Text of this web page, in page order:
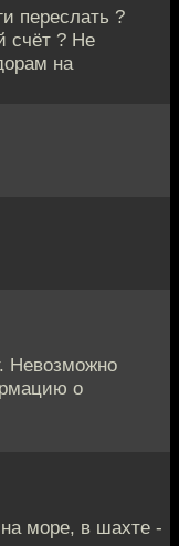
переслать ?
счёт ? Не
на
Невозможно
о
море, в шахте -